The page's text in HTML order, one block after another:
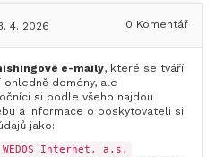
4. 2026 0 Komentář
e-maily, které se tváří
ohledně domény, ale
si podle všeho najdou
a informace o poskytovateli si
jako:
Internet, a.s.